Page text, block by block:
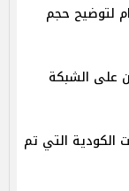
لتوضيح حجم
على الشبكة
الكودية التي تم